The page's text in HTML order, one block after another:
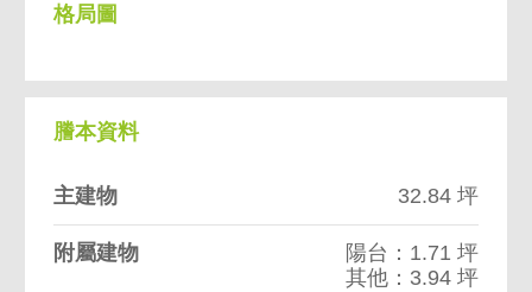
格局圖
謄本資料
主建物 32.84 坪
附屬建物
陽台：1.71 坪
其他：3.94 坪